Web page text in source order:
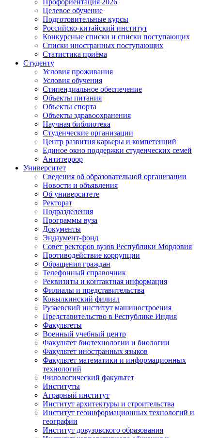
Целевое обучение
Подготовительные курсы
Российско-китайский институт
Конкурсные списки и списки поступающих
Списки иностранных поступающих
Статистика приёма
Студенту
Условия проживания
Условия обучения
Стипендиальное обеспечение
Объекты питания
Объекты спорта
Объекты здравоохранения
Научная библиотека
Студенческие организации
Центр развития карьеры и компетенций
Единое окно поддержки студенческих семей
Антитеррор
Университет
Сведения об образовательной организации
Новости и объявления
Об университете
Ректорат
Подразделения
Программы вуза
Документы
Эндаумент-фонд
Совет ректоров вузов Республики Мордовия
Противодействие коррупции
Обращения граждан
Телефонный справочник
Реквизиты и контактная информация
Филиалы и представительства
Ковылкинский филиал
Рузаевский институт машиностроения
Представительство в Республике Индия
Факультеты
Военный учебный центр
Факультет биотехнологии и биологии
Факультет иностранных языков
Факультет математики и информационных
технологий
Филологический факультет
Институты
Аграрный институт
Институт архитектуры и строительства
Институт геоинформационных технологий и
географии
Институт довузовского образования